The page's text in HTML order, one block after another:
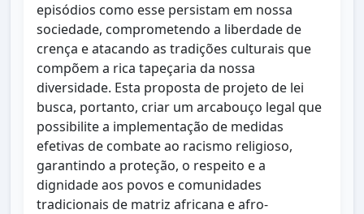
episódios como esse persistam em nossa
sociedade, comprometendo a liberdade de
crença e atacando as tradições culturais que
compõem a rica tapeçaria da nossa
diversidade. Esta proposta de projeto de lei
busca, portanto, criar um arcabouço legal que
possibilite a implementação de medidas
efetivas de combate ao racismo religioso,
garantindo a proteção, o respeito e a
dignidade aos povos e comunidades
tradicionais de matriz africana e afro-